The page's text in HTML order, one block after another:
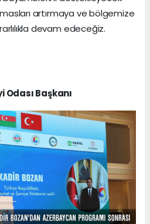
artırmaya ve bölgemize
devam edeceğiz.
Başkanı